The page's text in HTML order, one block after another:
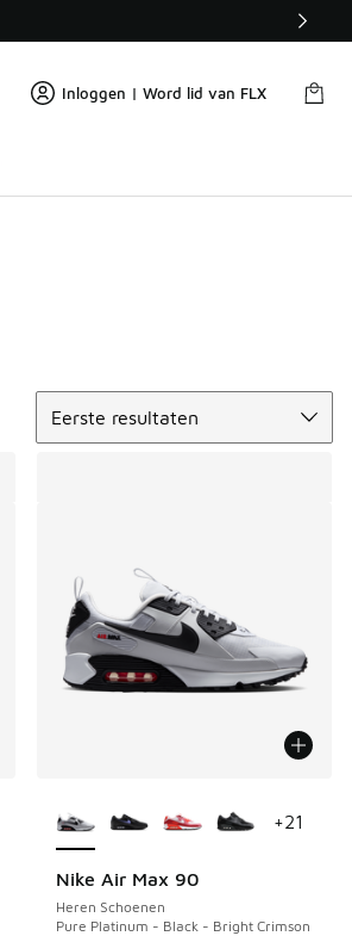
Inloggen | Word lid van FLX
Eerste resultaten
Nike Air Max 90
Heren Schoenen
Pure Platinum - Black - Bright Crimson
+21